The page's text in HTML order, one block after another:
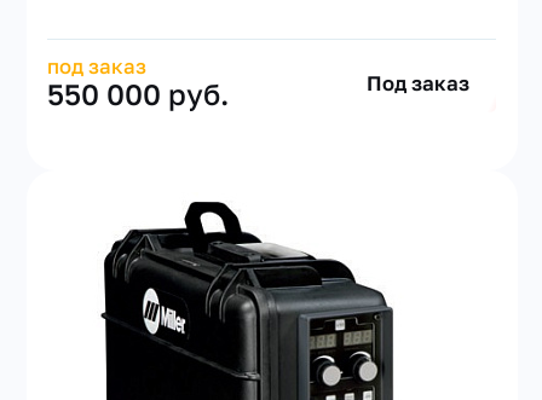
под заказ
550 000 руб. Под заказ